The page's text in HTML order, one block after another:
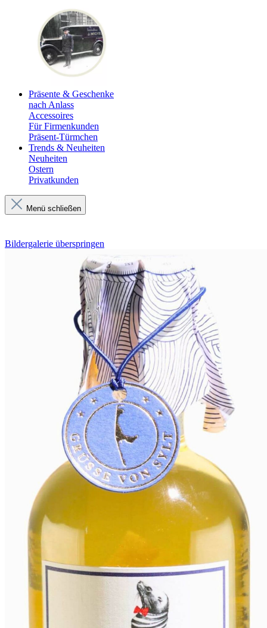
Präsente & Geschenke
nach Anlass
Accessoires
Für Firmenkunden
Präsent-Türmchen
Trends & Neuheiten
Neuheiten
Ostern
Privatkunden
Menü schließen
Bildergalerie überspringen